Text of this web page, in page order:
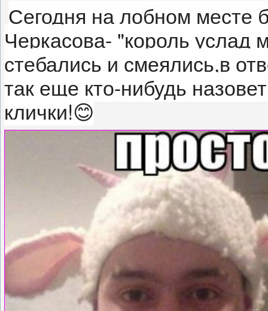
Сегодня на лобном месте
Черкасова- "король услад
стебались и смеялись,в
так еще кто-нибудь
клички!😊